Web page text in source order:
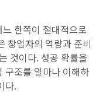
한쪽이 절대적으로
창업자의 역량과 준비
것이다. 성공 확률을
구조를 얼마나 이해하
다.